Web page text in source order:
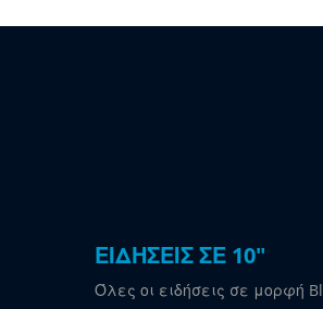
ΕΙΔΗΣΕΙΣ ΣΕ 10"
Όλες οι ειδήσεις σε μορφή